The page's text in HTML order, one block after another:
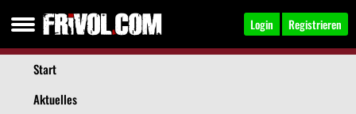
Login Registrieren
Start
Aktuelles